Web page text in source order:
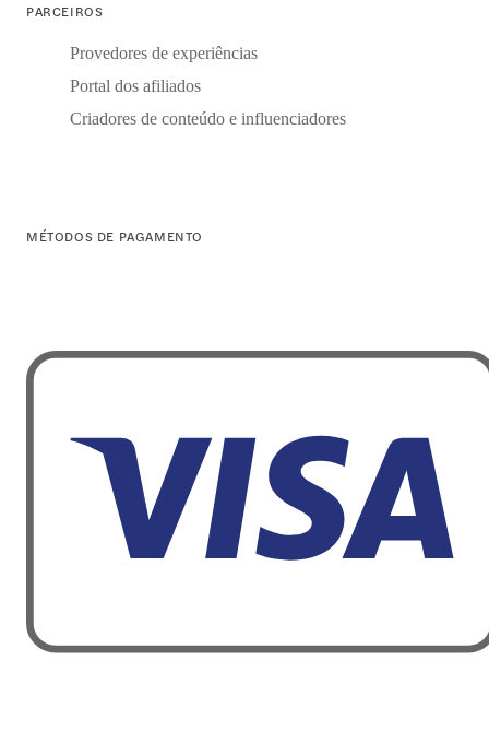
PARCEIROS
Provedores de experiências
Portal dos afiliados
Criadores de conteúdo e influenciadores
MÉTODOS DE PAGAMENTO